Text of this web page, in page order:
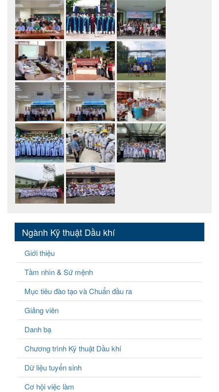
Ngành Kỹ thuật Dầu khí
Giới thiệu
Tầm nhìn & Sứ mệnh
Mục tiêu đào tạo và Chuẩn đầu ra
Giảng viên
Danh bạ
Chương trình Kỹ thuật Dầu khí
Dữ liệu tuyển sinh
Cơ hội việc làm